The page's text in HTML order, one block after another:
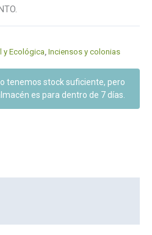
y Ecológica, Inciensos y colonias
tenemos stock suficiente, pero
es para dentro de 7 días.